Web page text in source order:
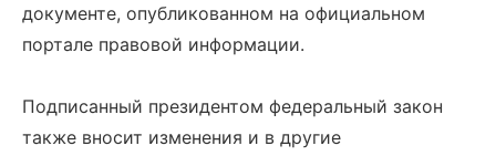
документе, опубликованном на официальном
портале правовой информации.
Подписанный президентом федеральный закон
также вносит изменения и в другие